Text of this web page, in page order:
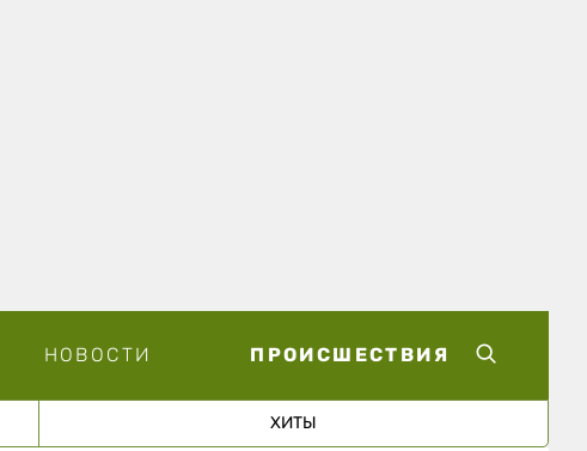
НОВОСТИ ПРОИСШЕСТВИЯ
ХИТЫ